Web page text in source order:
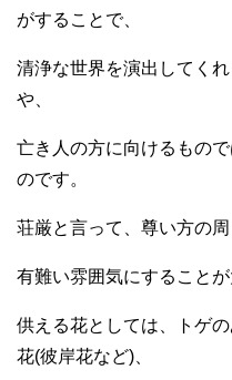
がすることで、
清浄な世界を演出してく
や、
亡き人の方に向けるもの
のです。
荘厳と言って、尊い方の周
有難い雰囲気にすることが
供える花としては、トゲ
花(彼岸花など)、